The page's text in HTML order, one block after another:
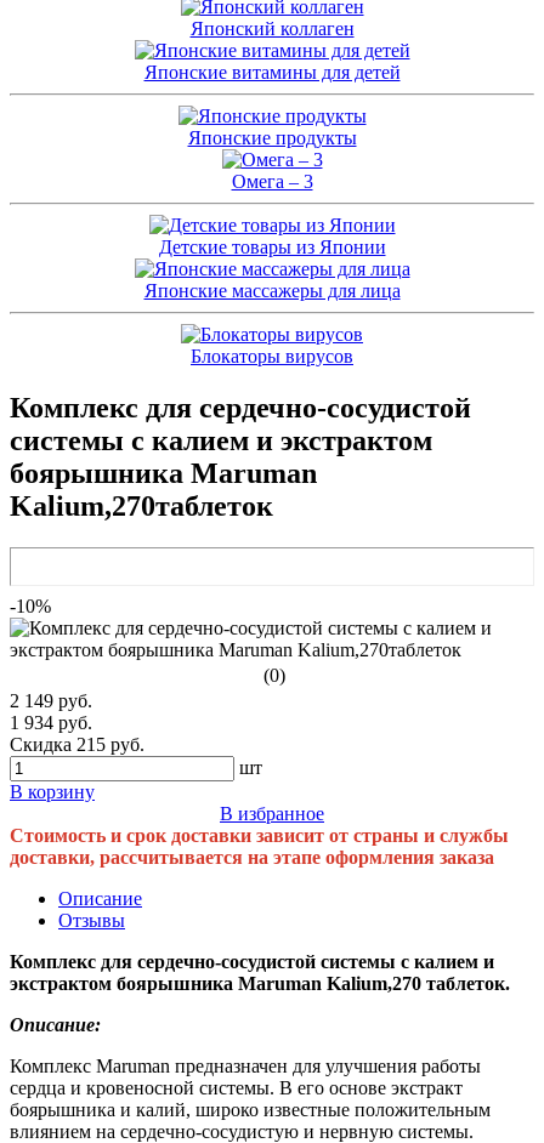
Японский коллаген
Японские витамины для детей
Японские продукты
Омега – 3
Детские товары из Японии
Японские массажеры для лица
Блокаторы вирусов
Комплекс для сердечно-сосудистой
системы с калием и экстрактом
боярышника Maruman
Kalium,270таблеток
-10%
(0)
2 149 руб.
1 934 руб.
Скидка 215 руб.
шт
В корзину
В избранное
Стоимость и срок доставки зависит от страны и службы
доставки, рассчитывается на этапе оформления заказа
Описание
Отзывы
Комплекс для сердечно-сосудистой системы с калием и
экстрактом боярышника Maruman Kalium,270 таблеток.
Описание:
Комплекс Maruman предназначен для улучшения работы
сердца и кровеносной системы. В его основе экстракт
боярышника и калий, широко известные положительным
влиянием на сердечно-сосудистую и нервную системы.